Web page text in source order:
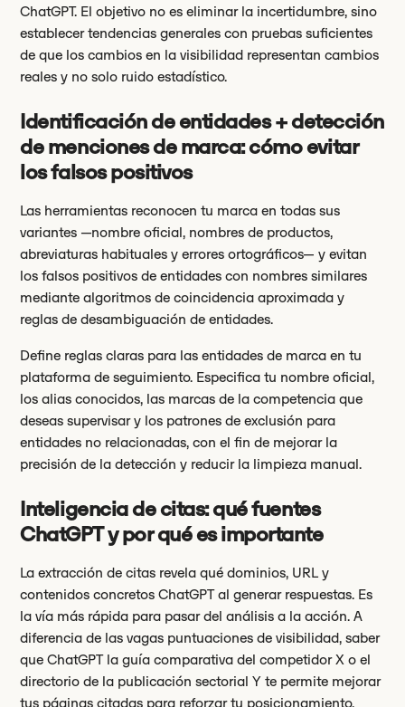
ChatGPT. El objetivo no es eliminar la incertidumbre, sino
establecer tendencias generales con pruebas suficientes
de que los cambios en la visibilidad representan cambios
reales y no solo ruido estadístico.
Identificación de entidades + detección
de menciones de marca: cómo evitar
los falsos positivos
Las herramientas reconocen tu marca en todas sus
variantes —nombre oficial, nombres de productos,
abreviaturas habituales y errores ortográficos— y evitan
los falsos positivos de entidades con nombres similares
mediante algoritmos de coincidencia aproximada y
reglas de desambiguación de entidades.
Define reglas claras para las entidades de marca en tu
plataforma de seguimiento. Especifica tu nombre oficial,
los alias conocidos, las marcas de la competencia que
deseas supervisar y los patrones de exclusión para
entidades no relacionadas, con el fin de mejorar la
precisión de la detección y reducir la limpieza manual.
Inteligencia de citas: qué fuentes
ChatGPT y por qué es importante
La extracción de citas revela qué dominios, URL y
contenidos concretos ChatGPT al generar respuestas. Es
la vía más rápida para pasar del análisis a la acción. A
diferencia de las vagas puntuaciones de visibilidad, saber
que ChatGPT la guía comparativa del competidor X o el
directorio de la publicación sectorial Y te permite mejorar
tus páginas citadas para reforzar tu posicionamiento,